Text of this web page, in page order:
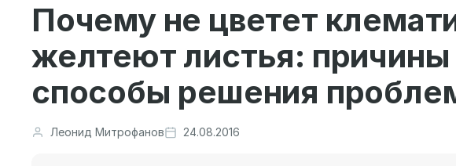
Почему не цветет
желтеют листья: причины
способы решения
Леонид Митрофанов 24.08.2016